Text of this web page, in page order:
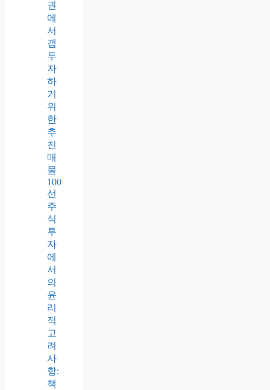
권
에
서
갭
투
자
하
기
위
한
추
천
매
물
100
선
주
식
투
자
에
서
의
윤
리
적
고
려
사
항:
책